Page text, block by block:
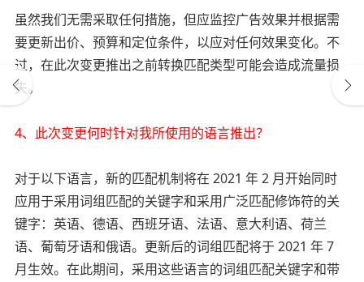
虽然我们无需采取任何措施，但应监控广告效果并根据需
要更新出价、预算和定位条件，以应对任何效果变化。不
过，在此次变更推出之前转换匹配类型可能会造成流量损
失。
4、此次变更何时针对我所使用的语言推出？
对于以下语言，新的匹配机制将在 2021 年 2 月开始同时
应用于采用词组匹配的关键字和采用广泛匹配修饰符的关
键字：英语、德语、西班牙语、法语、意大利语、荷兰
语、葡萄牙语和俄语。更新后的词组匹配将于 2021 年 7
月生效。在此期间，采用这些语言的词组匹配关键字和带